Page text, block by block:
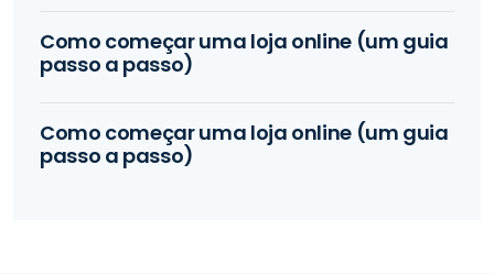
Como começar uma loja online (um guia
passo a passo)
Como começar uma loja online (um guia
passo a passo)